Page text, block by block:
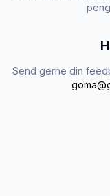
Send gerne din